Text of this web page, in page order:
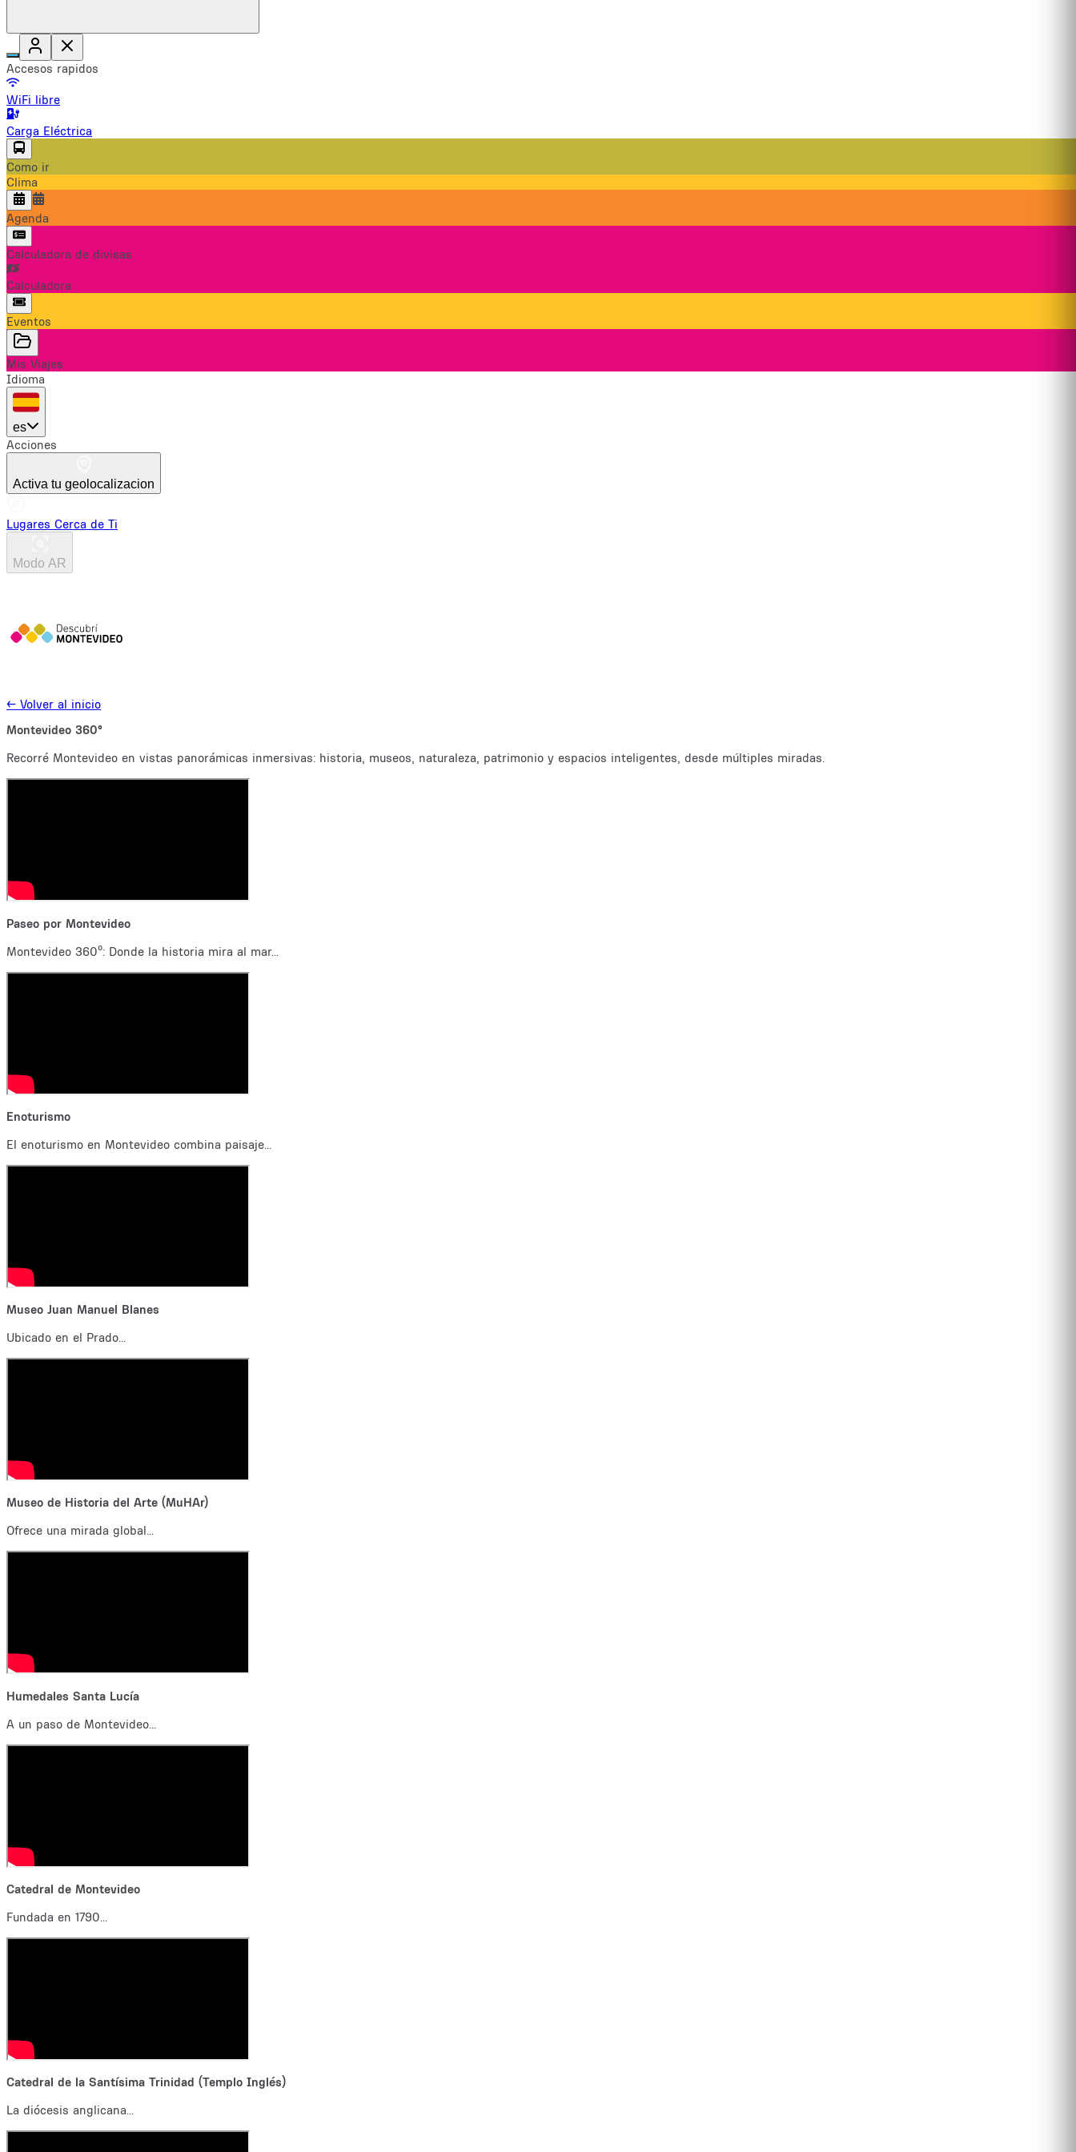
Accesos rapidos
WiFi libre
Carga Eléctrica
Como ir
Clima
Agenda
Calculadora de divisas
Calculadora
Eventos
Mis Viajes
Idioma
es
Acciones
Activa tu geolocalizacion
Lugares Cerca de Ti
Modo AR
← Volver al inicio
Montevideo 360°
Recorré Montevideo en vistas panorámicas inmersivas: historia, museos, naturaleza, patrimonio y espacios inteligentes, desde múltiples miradas.
Paseo por Montevideo
Montevideo 360º: Donde la historia mira al mar...
Enoturismo
El enoturismo en Montevideo combina paisaje...
Museo Juan Manuel Blanes
Ubicado en el Prado...
Museo de Historia del Arte (MuHAr)
Ofrece una mirada global...
Humedales Santa Lucía
A un paso de Montevideo...
Catedral de Montevideo
Fundada en 1790...
Catedral de la Santísima Trinidad (Templo Inglés)
La diócesis anglicana...